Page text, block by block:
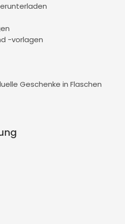
-vorlagen
Geschenke in Flaschen